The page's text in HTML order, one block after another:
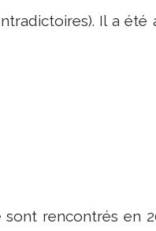
Il a
sont rencontrés en